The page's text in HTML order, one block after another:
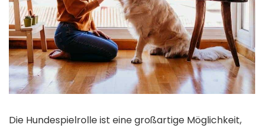
Die Hundespielrolle ist eine großartige Möglichkeit,